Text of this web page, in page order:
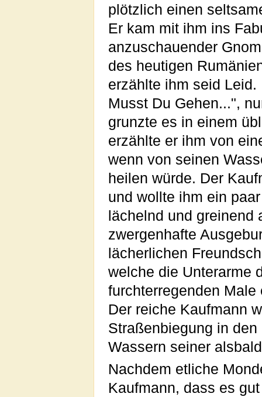
plötzlich einen
Er kam mit ihm ins
anzuschauender
des heutigen
erzählte ihm seid
Musst Du Gehen...",
grunzte es in einem
erzählte er ihm von
wenn von seinen
heilen würde. Der
und wollte ihm ein
lächelnd und
zwergenhafte
lächerlichen
welche die Unterarme
furchterregenden
Der reiche Kaufmann
Straßenbiegung in
Wassern seiner
Nachdem etliche
Kaufmann, dass es